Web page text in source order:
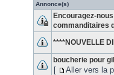
Annonce(s)
Encouragez-
commanditaires
****NOUVELLE
boucherie pour
[ Aller vers la